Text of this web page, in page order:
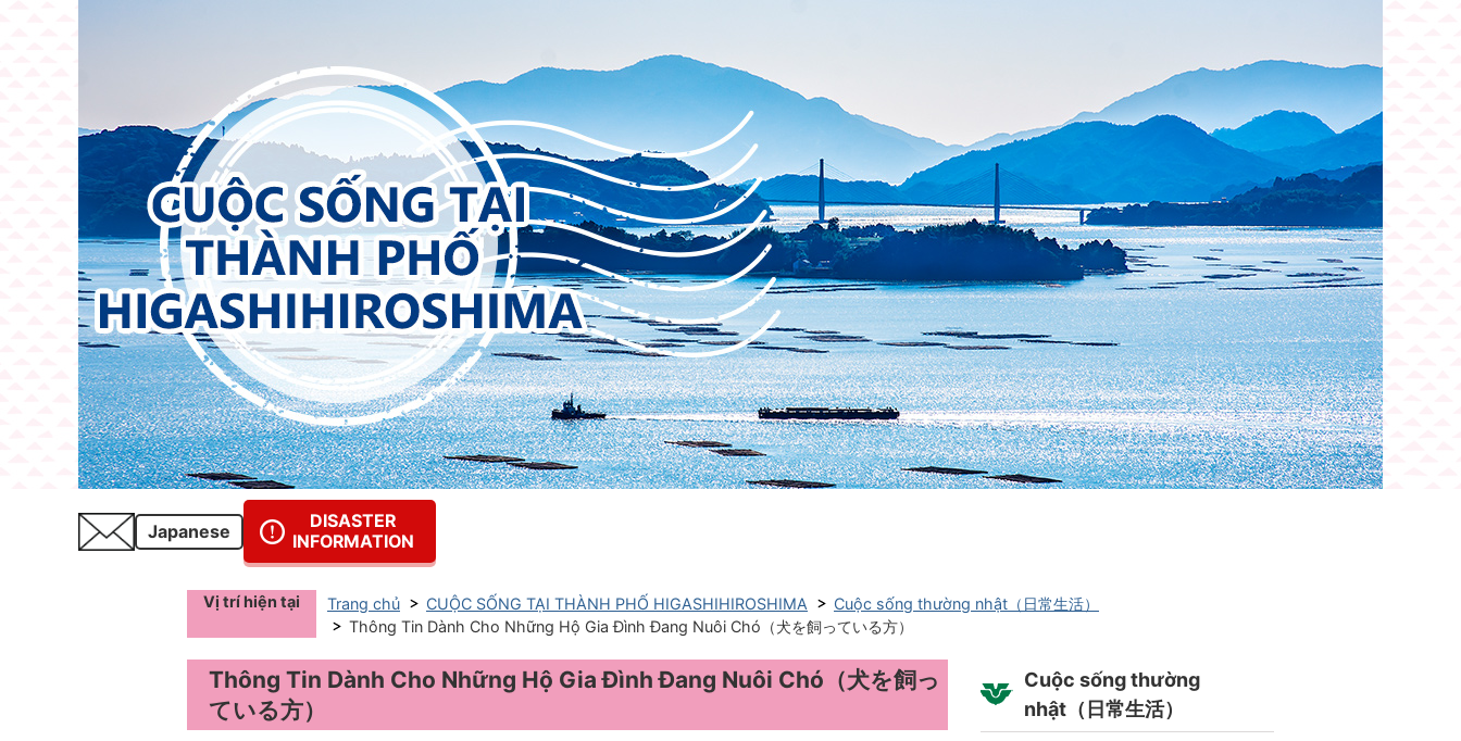
Japanese
DISASTER
INFORMATION
Vị trí hiện tại Trang chủ CUỘC SỐNG TẠI THÀNH PHỐ HIGASHIHIROSHIMA
Cuộc sống thường nhật（日常生活）
Thông Tin Dành Cho Những Hộ Gia Đình Đang Nuôi Chó（犬を飼っている方）
Thông Tin Dành Cho Những Hộ Gia Đình Đang Nuôi Chó（犬を飼っ
ている方）
Cuộc sống thường
nhật（日常生活）